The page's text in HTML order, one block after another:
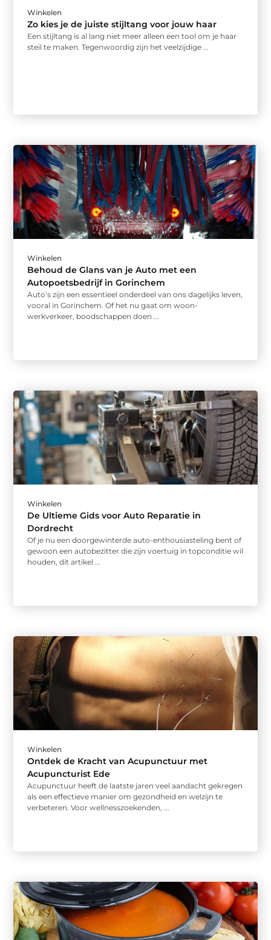
Winkelen
Zo kies je de juiste stijltang voor jouw haar
Een stijltang is al lang niet meer alleen een tool om je haar
steil te maken. Tegenwoordig zijn het veelzijdige ...
Winkelen
Behoud de Glans van je Auto met een
Autopoetsbedrijf in Gorinchem
Auto’s zijn een essentieel onderdeel van ons dagelijks leven,
vooral in Gorinchem. Of het nu gaat om woon-
werkverkeer, boodschappen doen ...
Winkelen
De Ultieme Gids voor Auto Reparatie in
Dordrecht
Of je nu een doorgewinterde auto-enthousiasteling bent of
gewoon een autobezitter die zijn voertuig in topconditie wil
houden, dit artikel ...
Winkelen
Ontdek de Kracht van Acupunctuur met
Acupuncturist Ede
Acupunctuur heeft de laatste jaren veel aandacht gekregen
als een effectieve manier om gezondheid en welzijn te
verbeteren. Voor wellnesszoekenden, ...